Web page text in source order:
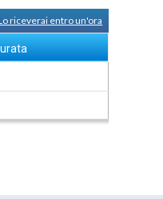
riceverai entro un'ora